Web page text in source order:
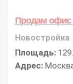
Продам офис
Новостройка
Площадь:
Адрес: